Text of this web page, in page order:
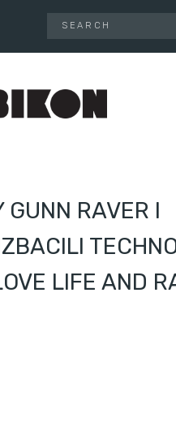
GUNN RAVER I
LIFE AND